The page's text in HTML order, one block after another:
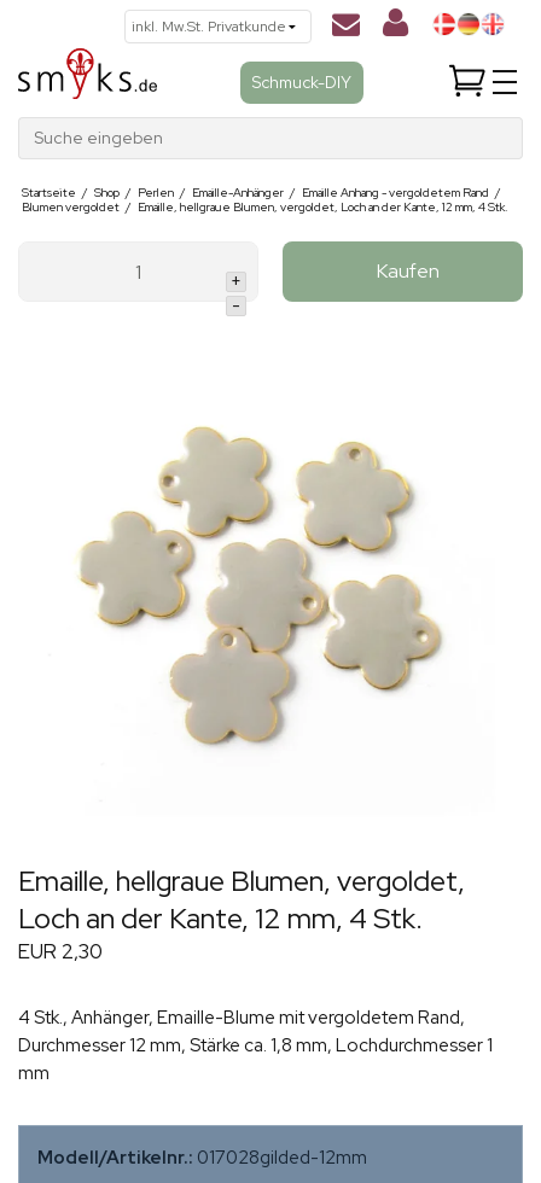
Schmuck-DIY
Suche eingeben
Startseite / Shop / Perlen / Emaille-Anhänger / Emaille Anhang - vergoldetem Rand /
Blumen vergoldet / Emaille, hellgraue Blumen, vergoldet, Loch an der Kante, 12 mm, 4 Stk.
+
-
Kaufen
Emaille, hellgraue Blumen, vergoldet,
Loch an der Kante, 12 mm, 4 Stk.
EUR 2,30
4 Stk., Anhänger, Emaille-Blume mit vergoldetem Rand,
Durchmesser 12 mm, Stärke ca. 1,8 mm, Lochdurchmesser 1
mm
Modell/Artikelnr.: 017028gilded-12mm